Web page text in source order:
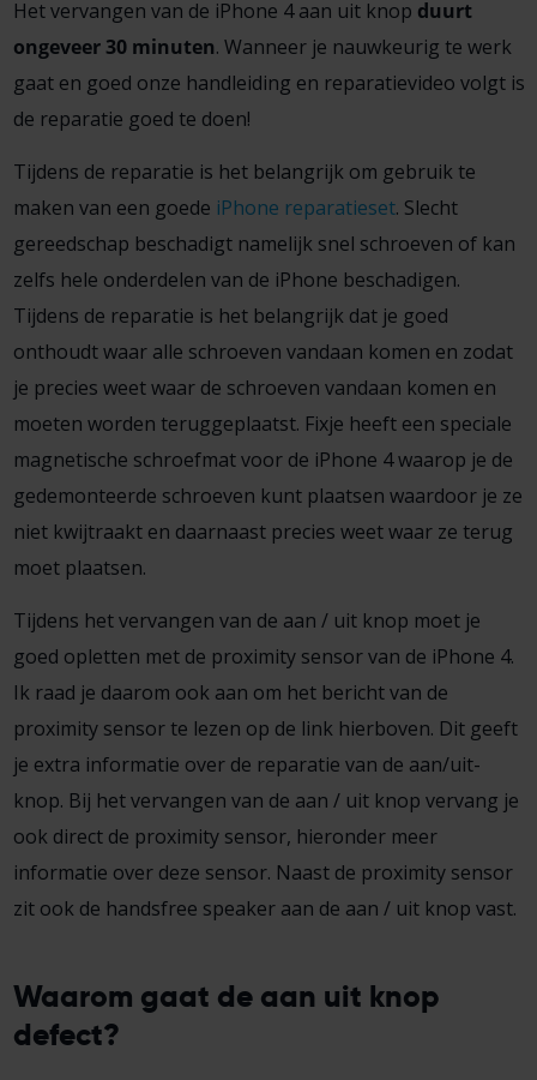
Het vervangen van de iPhone 4 aan uit knop duurt
ongeveer 30 minuten. Wanneer je nauwkeurig te werk
gaat en goed onze handleiding en reparatievideo volgt is
de reparatie goed te doen!
Tijdens de reparatie is het belangrijk om gebruik te
maken van een goede iPhone reparatieset. Slecht
gereedschap beschadigt namelijk snel schroeven of kan
zelfs hele onderdelen van de iPhone beschadigen.
Tijdens de reparatie is het belangrijk dat je goed
onthoudt waar alle schroeven vandaan komen en zodat
je precies weet waar de schroeven vandaan komen en
moeten worden teruggeplaatst. Fixje heeft een speciale
magnetische schroefmat voor de iPhone 4 waarop je de
gedemonteerde schroeven kunt plaatsen waardoor je ze
niet kwijtraakt en daarnaast precies weet waar ze terug
moet plaatsen.
Tijdens het vervangen van de aan / uit knop moet je
goed opletten met de proximity sensor van de iPhone 4.
Ik raad je daarom ook aan om het bericht van de
proximity sensor te lezen op de link hierboven. Dit geeft
je extra informatie over de reparatie van de aan/uit-
knop. Bij het vervangen van de aan / uit knop vervang je
ook direct de proximity sensor, hieronder meer
informatie over deze sensor. Naast de proximity sensor
zit ook de handsfree speaker aan de aan / uit knop vast.
Waarom gaat de aan uit knop
defect?